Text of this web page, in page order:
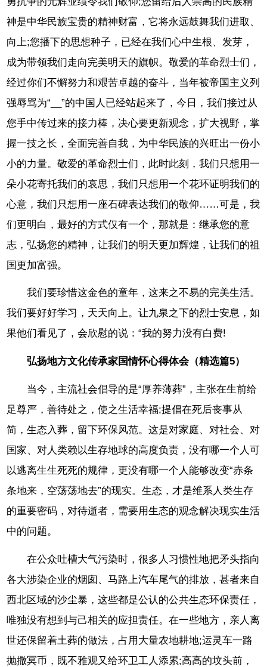
神是中华民族宝贵的精神财富，它将永远鼓舞我们进取、
向上;您播下的思想种子，已经在我们心中生根、发芽，
成为带领我们走向完美明天的旗帜。敬爱的革命烈士们，
经过你们不懈努力和艰苦卓越的奋斗，当年被帝国主义列
强辱骂为“__”的中国人已经站起来了，今日，我们接过从
您手中传过来的接力棒，决心要更新观念，扩大视野，掌
握一技之长，全面完善自我，为中华民族的兴旺出一份小
小的力量。敬爱的革命烈士们，此时此刻，我们只想用一
朵小花寄托我们的哀思，我们只想用一个花环证明我们的
心意，我们只想用一座石碑表达我们的敬仰……可是，我
们更明白，最好的方式仅有一个，那就是：继承您的意
志，弘扬您的精神，让我们的明天更加辉煌，让我们的祖
国更加富强。
我们要珍惜这金色的童年，这来之不易的完美生活。
我们要好好学习，天天向上。让九泉之下的烈士安息，如
果他们看见了，会欣慰的说：“我的努力没有白费!
弘扬地方文化传承家国情怀心得体会（精选篇5）
当今，主流社会倡导的是“厚养薄葬”，主张在生前给
足尊严，善待处之，使之生活幸福;提倡在死后丧事从
简，生态入葬，留下环保风范。这是对家庭、对社会、对
国家、对人类赖以生存地球的高度负责，没有哪一个人可
以逃离生生死死的规律，更没有哪一个人能够改变“赤条
条地来，空荡荡地去”的现实。生态，才是维系人类生存
的重要密码，对待逝者，需要用生态的观念解决现实生活
中的问题。
在公众吐槽大气污染时，很多人习惯性地把矛头指向
各大涉染企业的烟囱、马路上汽车尾气的排放，甚者来自
西北区域的沙尘暴，这些都是公认的公共生态环保责任，
唯独没有想到与己相关的应担责任。在一些地方，亲人离
世还保留着土葬的做法，占用大量农地耕地;运灵车一路
抛撒冥币，既不雅观又给环卫工人添累;高高的坟头前，